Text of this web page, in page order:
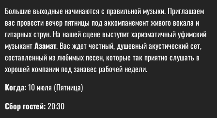
Большие выходные начинаются с правильной музыки. Приглашаем
вас провести вечер пятницы под аккомпанемент живого вокала и
гитарных струн. На нашей сцене выступит харизматичный уфимский
музыкантАзамат. Вас ждет честный, душевный акустический сет,
составленный из любимых песен, которые так приятно слушать в
хорошей компании под занавес рабочей недели.
Когда:10 июля (Пятница)
Сбор гостей:20:30